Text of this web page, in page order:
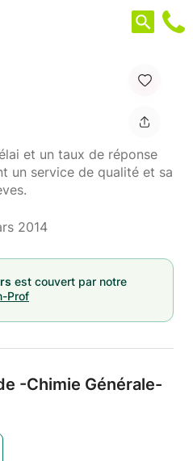
et un taux de réponse
un service de qualité et sa
2014
est couvert par notre
Prof
-Chimie Générale-